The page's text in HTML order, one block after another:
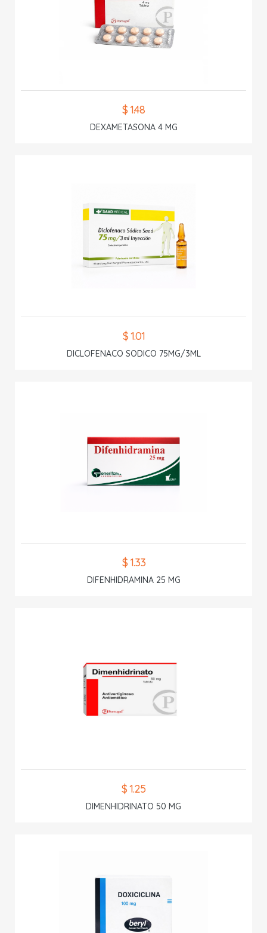
$ 1.48
DEXAMETASONA 4 MG
$ 1.01
DICLOFENACO SODICO 75MG/3ML
$ 1.33
DIFENHIDRAMINA 25 MG
$ 1.25
DIMENHIDRINATO 50 MG